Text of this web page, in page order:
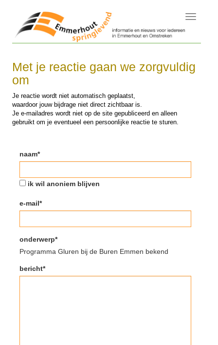
Toggle
Met je reactie gaan we zorgvuldig
om
Je reactie wordt niet automatisch geplaatst,
waardoor jouw bijdrage niet direct zichtbaar is.
Je e-mailadres wordt niet op de site gepubliceerd en alleen
gebruikt om je eventueel een persoonlijke reactie te sturen.
naam*
ik wil anoniem blijven
e-mail*
onderwerp*
Programma Gluren bij de Buren Emmen bekend
bericht*